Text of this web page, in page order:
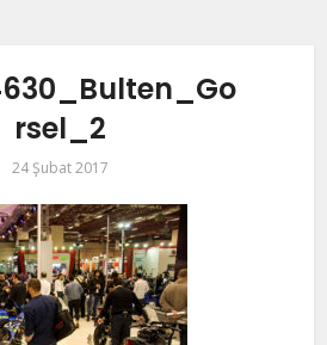
rsel_2
24 Şubat 2017